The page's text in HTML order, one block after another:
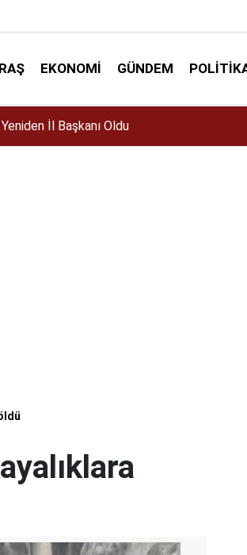
EKONOMI GÜNDEM
Satmalı mı? Uzmanlar ne diyor?